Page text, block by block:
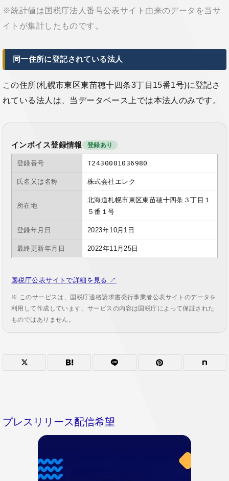
※統計値は国税庁法人番号公表サイト由来のデータを当サ
イトが集計したものです。
同一住所に登記されている法人
この住所(札幌市東区東苗穂十四条3丁目15番1号)に登記さ
れている法人は、当データベース上では本法人のみです。
インボイス登録情報 登録あり
登録番号 T2430001036980
氏名又は名称 株式会社エレク
所在地
北海道札幌市東区東苗穂十四条３丁目１
５番１号
登録年月日 2023年10月1日
最終更新年月日 2022年11月25日
国税庁公表サイトで詳細を見る ↗
※ このサービスは、国税庁適格請求書発行事業者公表サイトのデータを
利用して作成しています。サービスの内容は国税庁によって保証された
ものではありません。
プレスリリース配信希望